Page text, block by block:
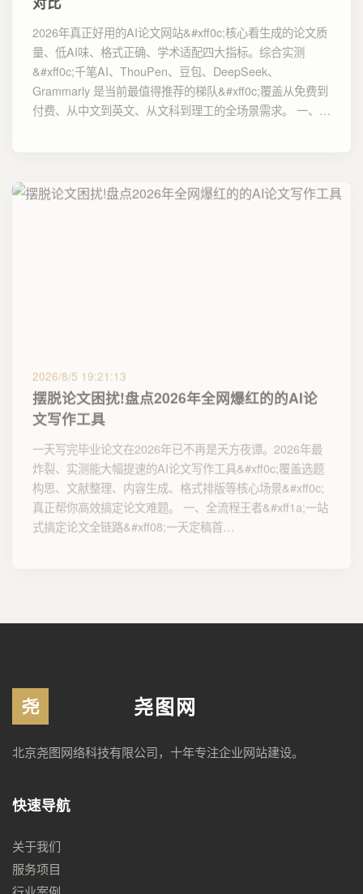
2026年真正好用的AI论文网站&#xff0c;核心看生成的论文质
量、低AI味、格式正确、学术适配四大指标。综合实测
&#xff0c;千笔AI、ThouPen、豆包、DeepSeek、
Grammarly 是当前最值得推荐的梯队&#xff0c;覆盖从免费到
付费、从中文到英文、从文科到理工的全场景需求。 一、…
摆脱论文困扰!盘点2026年全网爆红的的AI论
文写作工具
炸裂、实测能大幅提速的AI论文写作工具&#xff0c;覆盖选题
构思、文献整理、内容生成、格式排版等核心场景&#xff0c;
真正帮你高效搞定论文难题。 一、全流程王者&#xff1a;一站
式搞定论文全链路&#xff08;一天定稿首…
尧图网
北京尧图网络科技有限公司，十年专注企业网站建设。
快速导航
关于我们
服务项目